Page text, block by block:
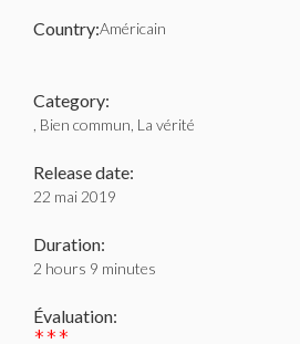
Country:Américain
Category:
, Bien commun, La vérité
Release date:
22 mai 2019
Duration:
2 hours 9 minutes
Évaluation: